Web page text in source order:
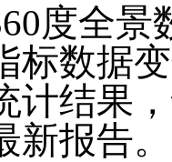
度全
标数据
计结果
报告。